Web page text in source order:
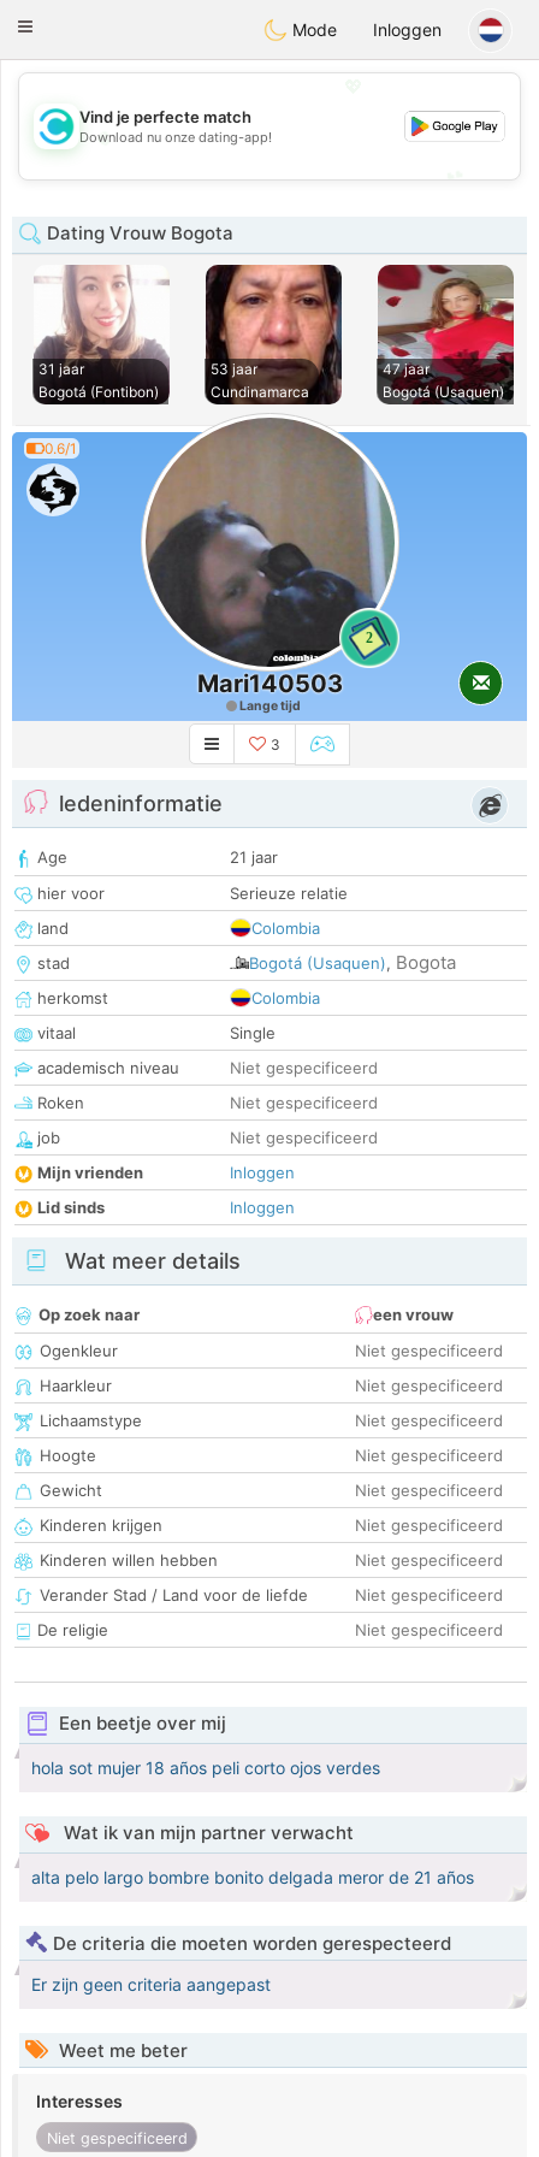
olombiaCitas
Toggle
Mode Inloggen
💖
💕
Vind je perfecte match
Download nu onze dating-app!
Dating Vrouw Bogota
31 jaar
Bogotá (Fontibon)
53 jaar
Cundinamarca
47 jaar
Bogotá (Usaquen)
0.6/1
2
Mari140503
Lange tijd
3
ledeninformatie
Age
21 jaar
hier voor
Serieuze relatie
land
Colombia
stad
Bogotá (Usaquen), Bogota
herkomst
Colombia
vitaal
Single
academisch niveau
Niet gespecificeerd
Roken
Niet gespecificeerd
job
Niet gespecificeerd
Mijn vrienden
Inloggen
Lid sinds
Inloggen
Wat meer details
Op zoek naar
een vrouw
Ogenkleur
Niet gespecificeerd
Haarkleur
Niet gespecificeerd
Lichaamstype
Niet gespecificeerd
Hoogte
Niet gespecificeerd
Gewicht
Niet gespecificeerd
Kinderen krijgen
Niet gespecificeerd
Kinderen willen hebben
Niet gespecificeerd
Verander Stad / Land voor de liefde
Niet gespecificeerd
De religie
Niet gespecificeerd
Een beetje over mij
hola sot mujer 18 años peli corto ojos verdes
Wat ik van mijn partner verwacht
alta pelo largo bombre bonito delgada meror de 21 años
De criteria die moeten worden gerespecteerd
Er zijn geen criteria aangepast
Weet me beter
Interesses
Niet gespecificeerd